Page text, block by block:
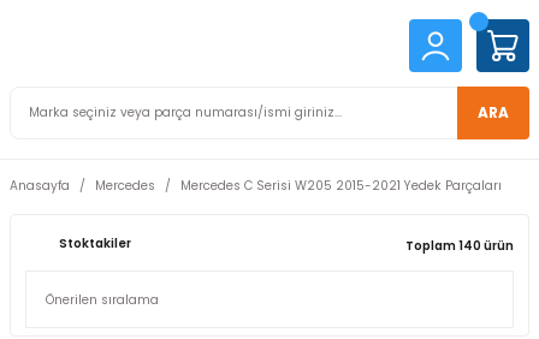
ARA
Anasayfa Mercedes Mercedes C Serisi W205 2015-2021 Yedek Parçaları
Stoktakiler Toplam 140 ürün